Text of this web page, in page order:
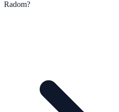
Radom?